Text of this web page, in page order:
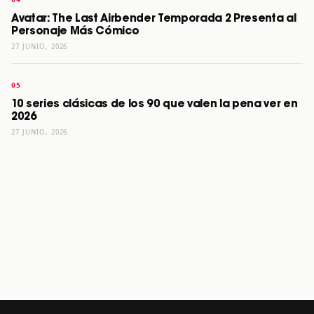
Avatar: The Last Airbender Temporada 2 Presenta al
Personaje Más Cómico
27 JUNIO, 2026
10 series clásicas de los 90 que valen la pena ver en
2026
27 JUNIO, 2026